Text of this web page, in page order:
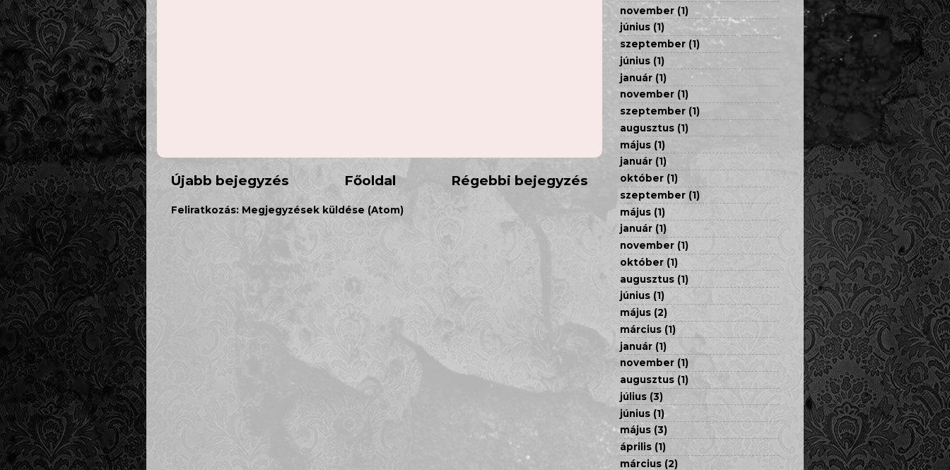
Újabb bejegyzés Régebbi bejegyzés
Főoldal
Feliratkozás: Megjegyzések küldése (Atom)
november (1)
június (1)
szeptember (1)
június (1)
január (1)
november (1)
szeptember (1)
augusztus (1)
május (1)
január (1)
október (1)
szeptember (1)
május (1)
január (1)
november (1)
október(1)
augusztus (1)
június (1)
május (2)
március (1)
január (1)
november (1)
augusztus (1)
július (3)
június (1)
május (3)
április (1)
március (2)